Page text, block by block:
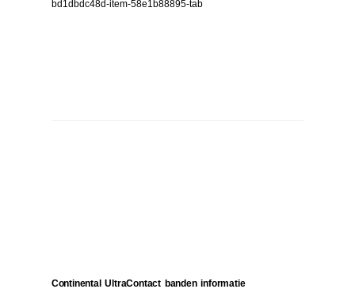
bd1dbdc48d-item-58e1b88895-tab
Continental UltraContact banden informatie